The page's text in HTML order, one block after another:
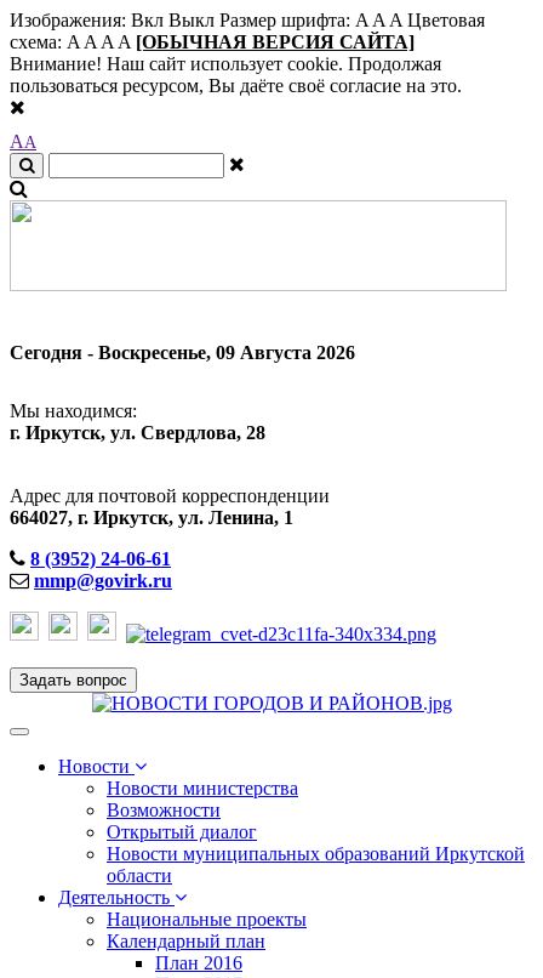
Изображения: Вкл Выкл Размер шрифта: A A A Цветовая
схема: A A A A [ОБЫЧНАЯ ВЕРСИЯ САЙТА]
Внимание! Наш сайт использует cookie. Продолжая
пользоваться ресурсом, Вы даёте своё согласие на это.
AA
Сегодня - Воскресенье, 09 Августа 2026
Мы находимся:
г. Иркутск, ул. Свердлова, 28
Адрес для почтовой корреспонденции
664027, г. Иркутск, ул. Ленина, 1
8 (3952) 24-06-61
mmp@govirk.ru
Задать вопрос
Toggle
navigationНовости
Новости министерства
Возможности
Открытый диалог
Новости муниципальных образований Иркутской
области
Деятельность
Национальные проекты
Календарный план
План 2016